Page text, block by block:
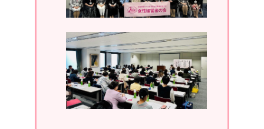
開催されます。
2023/04/05
2023年4月19日、通常総会開催。
2022/11/30
2022年11月。ホームページがリニュ